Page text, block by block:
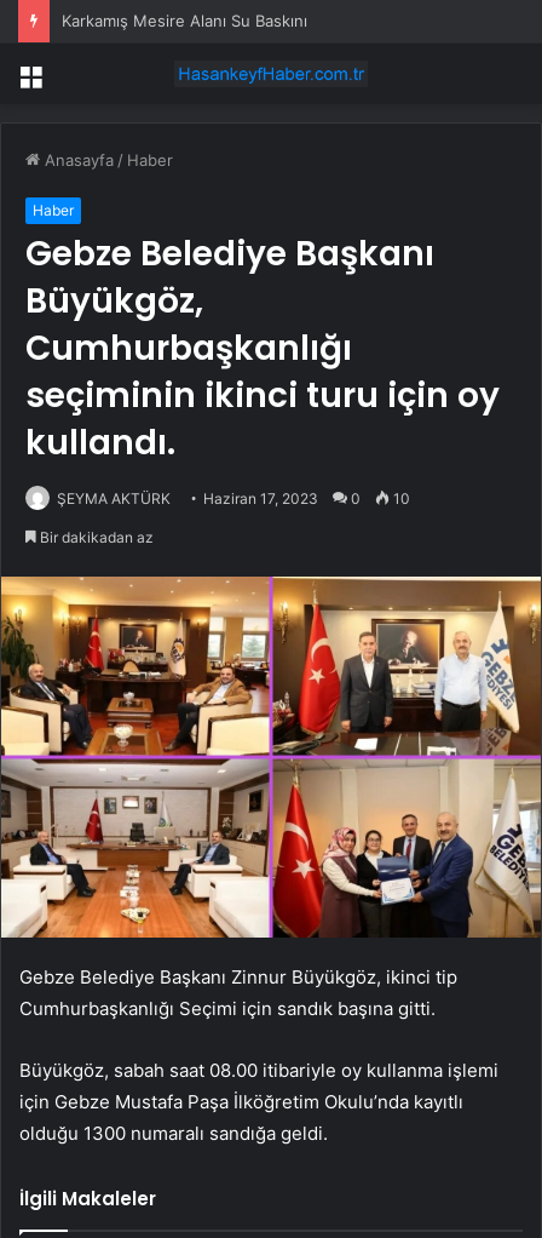
Karkamış Mesire Alanı Su Baskını
Menü
Anasayfa / Haber
Haber
Gebze Belediye Başkanı
Büyükgöz,
Cumhurbaşkanlığı
seçiminin ikinci turu için oy
kullandı.
ŞEYMA AKTÜRK Haziran 17, 2023 0 10
Bir dakikadan az
Gebze Belediye Başkanı Zinnur Büyükgöz, ikinci tip
Cumhurbaşkanlığı Seçimi için sandık başına gitti.
Büyükgöz, sabah saat 08.00 itibariyle oy kullanma işlemi
için Gebze Mustafa Paşa İlköğretim Okulu’nda kayıtlı
olduğu 1300 numaralı sandığa geldi.
İlgili Makaleler